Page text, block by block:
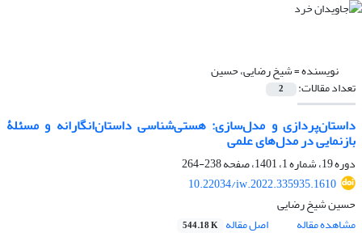
نویسنده =شیخ رضایی، حسین
تعداد مقالات: 2
داستان‌پردازی و مدل‌سازی: هستی‌شناسی داستان‌انگارانه و مسئلۀ
بازنمایی در مدل‌های علمی
دوره 19، شماره 1، 1401، صفحه
238-264
10.22034/iw.2022.335935.1610
حسین شیخ رضایی
مشاهده مقاله
اصل مقاله 544.18 K